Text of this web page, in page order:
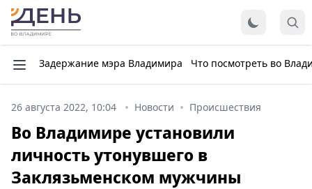
Задержание мэра Владимира Что посмотреть во
26 августа 2022, 10:04 Новости Происшествия
Во Владимире установили
личность утонувшего в
Заклязьменском мужчины